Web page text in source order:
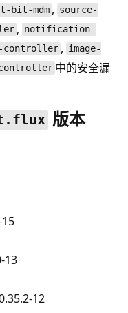
bit-mdm , source-
, notification-
controller , image-
controller 中的安全漏
版本
13
12